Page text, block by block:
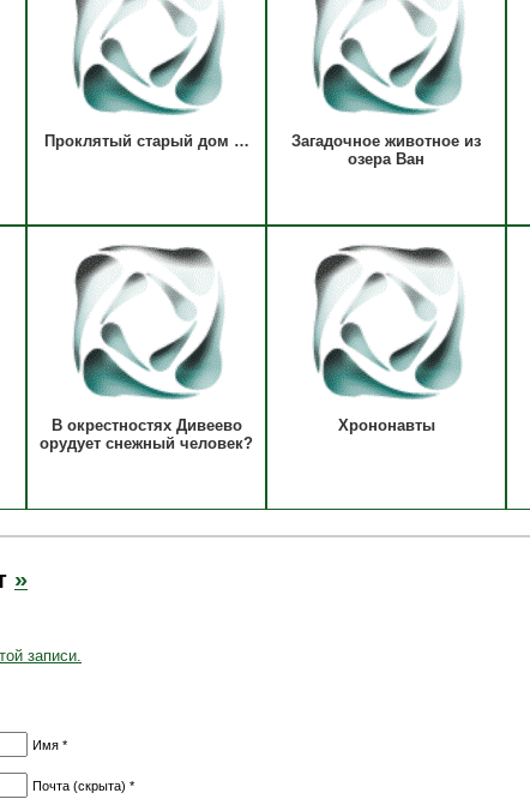
Проклятый старый дом …
Загадочное животное из
озера Ван
В окрестностях Дивеево
орудует снежный человек?
Хрононавты
»
записи.
Имя *
Почта (скрыта) *